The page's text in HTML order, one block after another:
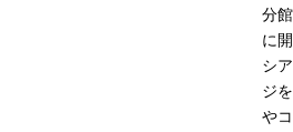
分
に
シ
ジ
や